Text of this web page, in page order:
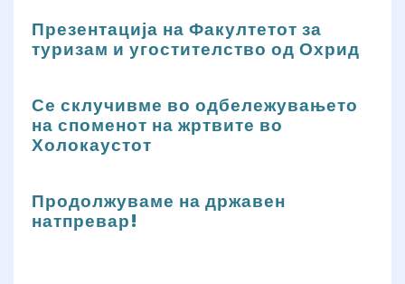
Презентација на Факултетот за
туризам и угостителство од Охрид
Се склучивме во одбележувањето
на споменот на жртвите во
Холокаустот
Продолжуваме на државен
натпревар!